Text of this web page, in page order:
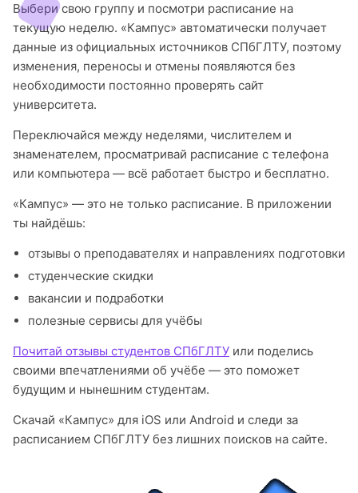
Выбери свою группу и посмотри расписание на
текущую неделю. «Кампус» автоматически получает
данные из официальных источников СПбГЛТУ, поэтому
изменения, переносы и отмены появляются без
необходимости постоянно проверять сайт
университета.
Переключайся между неделями, числителем и
знаменателем, просматривай расписание с телефона
или компьютера — всё работает быстро и бесплатно.
«Кампус» — это не только расписание. В приложении
ты найдёшь:
отзывы о преподавателях и направлениях подготовки
студенческие скидки
вакансии и подработки
полезные сервисы для учёбы
Почитай отзывы студентов СПбГЛТУ или поделись
своими впечатлениями об учёбе — это поможет
будущим и нынешним студентам.
Скачай «Кампус» для iOS или Android и следи за
расписанием СПбГЛТУ без лишних поисков на сайте.